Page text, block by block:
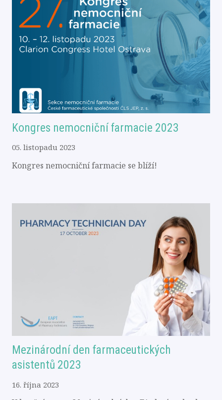
Kongres nemocniční farmacie 2023
05. listopadu 2023
Kongres nemocniční farmacie se blíží!
Mezinárodní den farmaceutických
asistentů 2023
16. října 2023